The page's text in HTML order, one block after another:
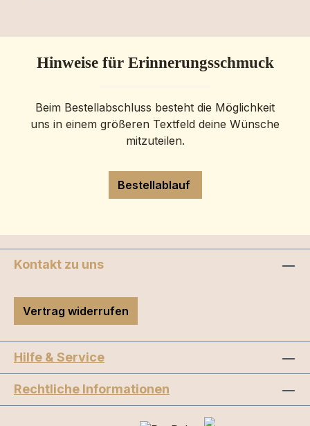
Hinweise für Erinnerungsschmuck
Beim Bestellabschluss besteht die Möglichkeit
uns in einem größeren Textfeld deine Wünsche
mitzuteilen.
Bestellablauf
Kontakt zu uns
Vertrag widerrufen
Hilfe & Service
Rechtliche Informationen